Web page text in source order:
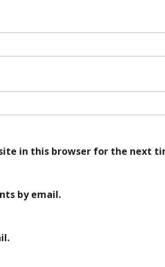
in this browser for the next
by email.